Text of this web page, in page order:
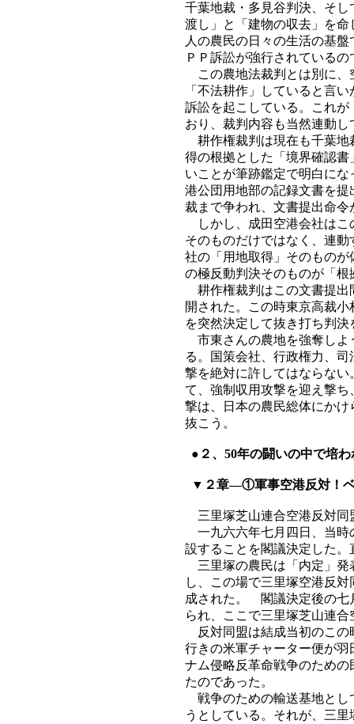
千葉地裁・多見谷判決、そ
渡し」と「建物の収去」を
人の農民の日々の生活の基
ＰＰ訴訟が強行されているの
この農地法裁判とは別に、
「不法耕作」していると言
訴訟を起こしている。これ
おり、裁判内容も当然連動し
耕作権裁判は現在も千葉地
得の根拠とした「境界確認
いことが筆跡鑑定で明白に
港公団用地部の記録文書を
裁まで争われ、文書提出命令
しかし、成田空港会社はこ
そのものだけではなく、連
社の「用地取得」そのもの
の極反動判決そのものが「
耕作権裁判はこの文書提出
開された。この時東京高裁
を突然決定して抜き打ち判
市東さんの農地を強奪しよ
る。国策会社、行政権力、
撃を絶対に許してはならな
て、強制収用攻撃を迎え撃
撃は、日本の農民総体にか
抜こう。
●２、50年の闘いの中で培
▼２章―①軍事空港反対！ベ
三里塚芝山連合空港反対同
一九六六年七月四日、当時
設することを閣議決定した
三里塚の農民は「内定」発
し、この場で三里塚空港反
成された。 閣議決定後の七
られ、ここで三里塚芝山連
反対同盟は結成当初のこの
行きの米軍チャーター便が
ナム侵略反革命戦争のため
たのであった。
戦争のための輸送基地とし
うとしている。それが、三